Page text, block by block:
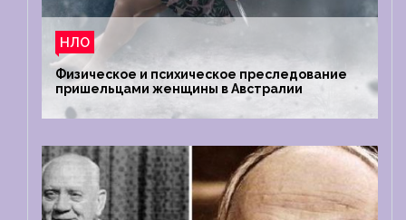
НЛО
Физическое и психическое преследование
пришельцами женщины в Австралии